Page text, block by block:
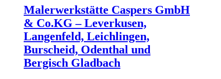
Malerwerkstätte Caspers GmbH
& Co.KG – Leverkusen,
Langenfeld, Leichlingen,
Burscheid, Odenthal und
Bergisch Gladbach